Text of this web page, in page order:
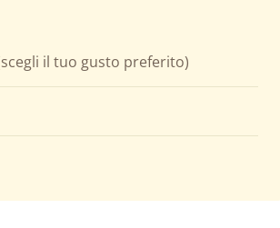
il tuo gusto preferito)